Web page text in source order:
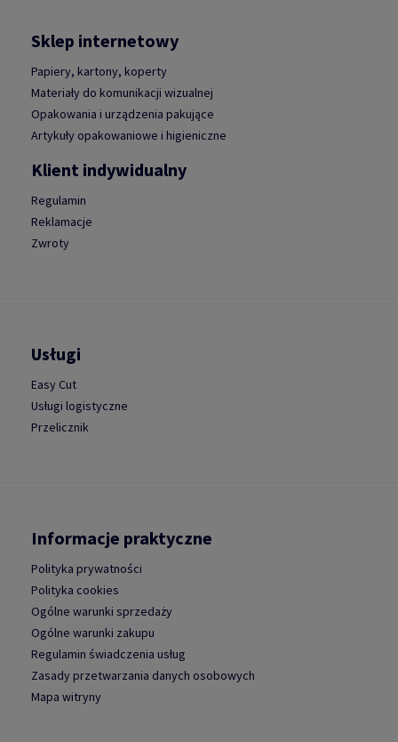
Sklep internetowy
Papiery, kartony, koperty
Materiały do komunikacji wizualnej
Opakowania i urządzenia pakujące
Artykuły opakowaniowe i higieniczne
Klient indywidualny
Regulamin
Reklamacje
Zwroty
Usługi
Easy Cut
Usługi logistyczne
Przelicznik
Informacje praktyczne
Polityka prywatności
Polityka cookies
Ogólne warunki sprzedaży
Ogólne warunki zakupu
Regulamin świadczenia usług
Zasady przetwarzania danych osobowych
Mapa witryny